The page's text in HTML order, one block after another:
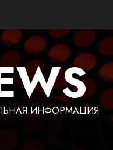
ИНФОРМАЦИЯ